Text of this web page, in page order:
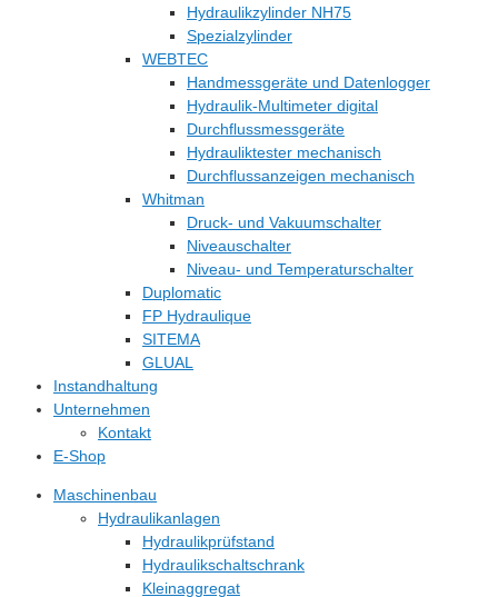
Hydraulikzylinder NH75
Spezialzylinder
WEBTEC
Handmessgeräte und Datenlogger
Hydraulik-Multimeter digital
Durchflussmessgeräte
Hydrauliktester mechanisch
Durchflussanzeigen mechanisch
Whitman
Druck- und Vakuumschalter
Niveauschalter
Niveau- und Temperaturschalter
Duplomatic
FP Hydraulique
SITEMA
GLUAL
Instandhaltung
Unternehmen
Kontakt
E-Shop
Maschinenbau
Hydraulikanlagen
Hydraulikprüfstand
Hydraulikschaltschrank
Kleinaggregat